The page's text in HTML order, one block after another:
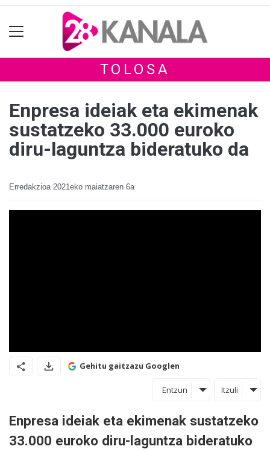
TOLOSA
Enpresa ideiak eta ekimenak
sustatzeko 33.000 euroko
diru-laguntza bideratuko da
Erredakzioa 2021eko maiatzaren 6a
Gehitu gaitzazu Googlen
Entzun Itzuli
Enpresa ideiak eta ekimenak sustatzeko
33.000 euroko diru-laguntza bideratuko